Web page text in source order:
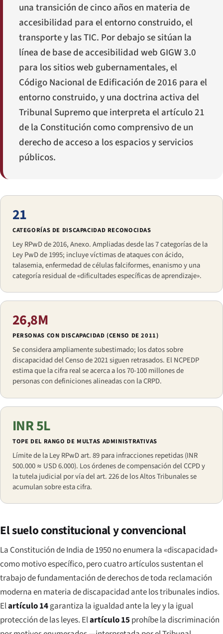
una transición de cinco años en materia de
accesibilidad para el entorno construido, el
transporte y las TIC. Por debajo se sitúan la
línea de base de accesibilidad web GIGW 3.0
para los sitios web gubernamentales, el
Código Nacional de Edificación de 2016 para el
entorno construido, y una doctrina activa del
Tribunal Supremo que interpreta el artículo 21
de la Constitución como comprensivo de un
derecho de acceso a los espacios y servicios
públicos.
21
CATEGORÍAS DE DISCAPACIDAD RECONOCIDAS
Ley RPwD de 2016, Anexo. Ampliadas desde las 7 categorías de la
Ley PwD de 1995; incluye víctimas de ataques con ácido,
talasemia, enfermedad de células falciformes, enanismo y una
categoría residual de «dificultades específicas de aprendizaje».
26,8M
PERSONAS CON DISCAPACIDAD (CENSO DE 2011)
Se considera ampliamente subestimado; los datos sobre
discapacidad del Censo de 2021 siguen retrasados. El NCPEDP
estima que la cifra real se acerca a los 70-100 millones de
personas con definiciones alineadas con la CRPD.
INR 5L
TOPE DEL RANGO DE MULTAS ADMINISTRATIVAS
Límite de la Ley RPwD art. 89 para infracciones repetidas (INR
500.000 ≈ USD 6.000). Los órdenes de compensación del CCPD y
la tutela judicial por vía del art. 226 de los Altos Tribunales se
acumulan sobre esta cifra.
El suelo constitucional y convencional
La Constitución de India de 1950 no enumera la «discapacidad»
como motivo específico, pero cuatro artículos sustentan el
trabajo de fundamentación de derechos de toda reclamación
moderna en materia de discapacidad ante los tribunales indios.
Elartículo 14garantiza la igualdad ante la ley y la igual
protección de las leyes. Elartículo 15prohíbe la discriminación